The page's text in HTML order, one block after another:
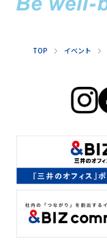
TOP イベント